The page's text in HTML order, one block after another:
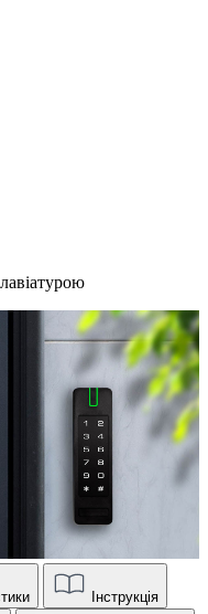
Інструкція